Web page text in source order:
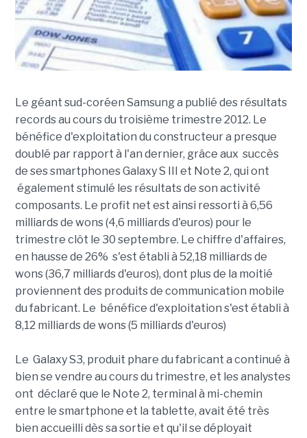
Le géant sud-coréen Samsung a publié des résultats
records au cours du troisième trimestre 2012. Le
bénéfice d'exploitation du constructeur a presque
doublé par rapport à l'an dernier, grâce aux succès
de ses smartphones Galaxy S III et Note 2, qui ont
également stimulé les résultats de son activité
composants. Le profit net est ainsi ressorti à 6,56
milliards de wons (4,6 milliards d'euros) pour le
trimestre clôt le 30 septembre. Le chiffre d'affaires,
en hausse de 26% s'est établi à 52,18 milliards de
wons (36,7 milliards d'euros), dont plus de la moitié
proviennent des produits de communication mobile
du fabricant. Le bénéfice d'exploitation s'est établi à
8,12 milliards de wons (5 milliards d'euros)
Le Galaxy S3, produit phare du fabricant a continué à
bien se vendre au cours du trimestre, et les analystes
ont déclaré que le Note 2, terminal à mi-chemin
entre le smartphone et la tablette, avait été très
bien accueilli dès sa sortie et qu'il se déployait